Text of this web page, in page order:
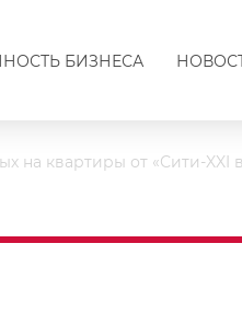
БИЗНЕСА
на квартиры от «Сити-XXI